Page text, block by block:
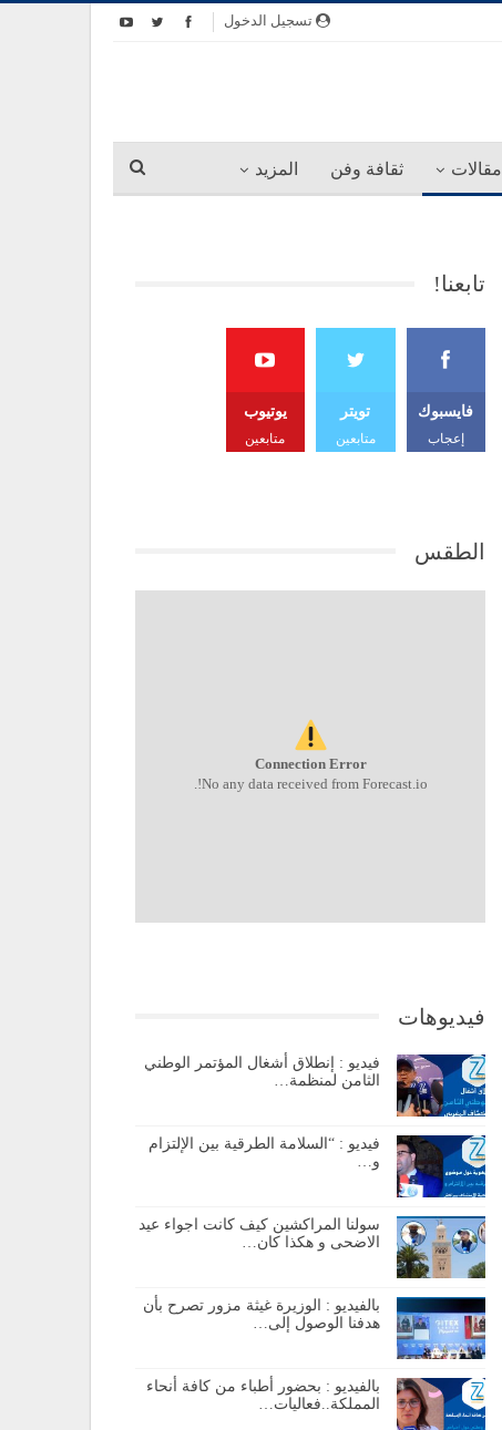
تسجيل الدخول
مقالات ثقافة وفن المزيد
تابعنا!
فايسبوك
إعجاب
تويتر
متابعين
يوتيوب
متابعين
الطقس
Connection Error
No any data received from Forecast.io!.
فيديوهات
فيديو : إنطلاق أشغال المؤتمر الوطني
الثامن لمنظمة…
فيديو : “السلامة الطرقية بين الإلتزام
و…
سولنا المراكشين كيف كانت اجواء عيد
الاضحى و هكذا كان…
بالفيديو : الوزيرة غيثة مزور تصرح بأن
هدفنا الوصول إلى…
بالفيديو : بحضور أطباء من كافة أنحاء
المملكة..فعاليات…